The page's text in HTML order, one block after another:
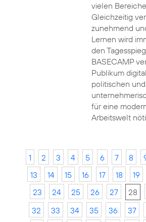
vielen
Gleichzeitig
zunehmend
Lernen wird
den
BASECAMP
Publikum
politischen und
für eine
Arbeitswelt
1 2 3 4 5 6 7 8
13
14 15 16 17 18 19
23
24 25 26 27 28
32
33 34 35 36 37